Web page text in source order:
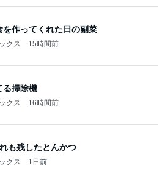
を作ってくれた日の副菜
クス 15時間前
る掃除機
クス 16時間前
も残したとんかつ
クス 1日前